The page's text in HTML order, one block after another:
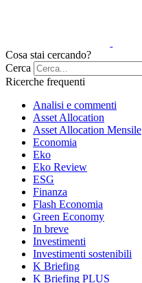
Cosa stai cercando?
Cerca
Ricerche frequenti
Analisi e commenti
Asset Allocation
Asset Allocation Mensile
Economia
Eko
Eko Review
ESG
Finanza
Flash Economia
Green Economy
In breve
Investimenti
Investimenti sostenibili
K Briefing
K Briefing PLUS